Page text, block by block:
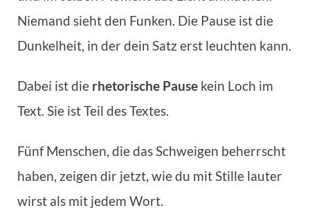
Niemand sieht den Funken. Die Pause ist die
Dunkelheit, in der dein Satz erst leuchten kann.
Dabei ist die rhetorische Pause kein Loch im
Text. Sie ist Teil des Textes.
Fünf Menschen, die das Schweigen beherrscht
haben, zeigen dir jetzt, wie du mit Stille lauter
wirst als mit jedem Wort.